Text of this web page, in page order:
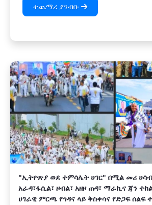
ተጨማሪ ያንብቡ
"ኢትዮጽያ ወደ ተምሳሌት ሀገር" በሚል መሪ
አራዳ፣ፋሲል፣ ዞብል፣ አዘዞ ጠዳ፣ ማራኪና ጃን
ሀገራዊ ምርጫ የጎዳና ላይ ቅስቀሳና የድጋፍ ሰልፍ